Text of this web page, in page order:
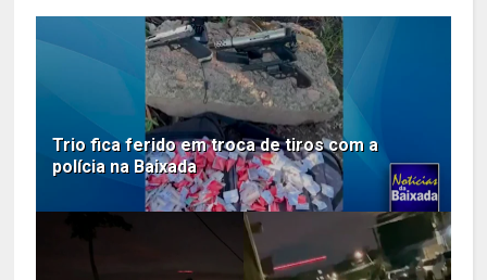
Trio fica ferido em troca de tiros com a
polícia na Baixada